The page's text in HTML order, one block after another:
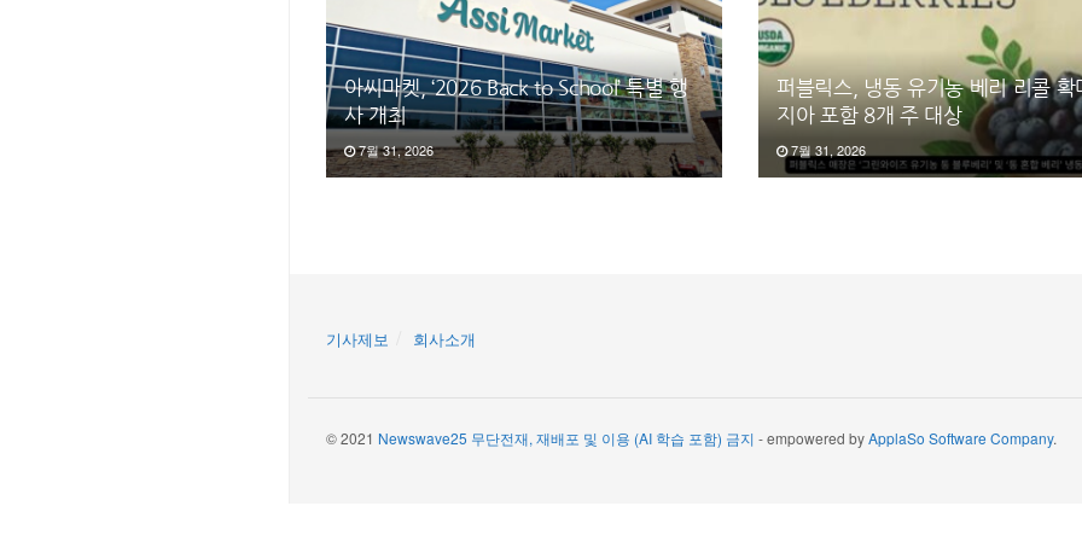
아씨마켓, ‘2026 Back to School’ 특별 행
사 개최
7월 31, 2026
퍼블릭스, 냉동 유기농 베리 리콜
지아 포함 8개 주 대상
7월 31, 2026
기사제보 회사소개
© 2021 Newswave25 무단전재, 재배포 및 이용 (AI 학습 포함) 금지 - empowered byApplaSo Software Company.